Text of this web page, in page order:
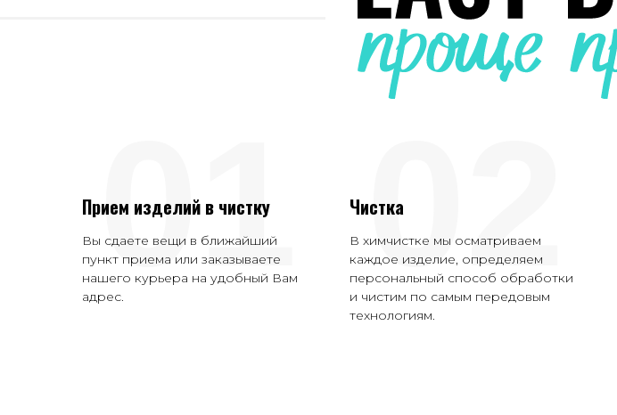
Прием изделий в чистку
Вы сдаете вещи в ближайший
пункт приема или заказываете
нашего курьера на удобный Вам
адрес.
01 Чистка
В химчистке мы осматриваем
каждое изделие, определяем
персональный способ обработки
и чистим по самым передовым
технологиям.
02